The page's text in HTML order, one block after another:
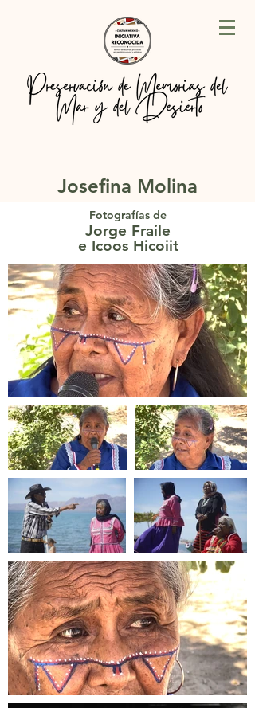
Josefina Molina
Fotografías de
Jorge Fraile
e Icoos Hicoiit